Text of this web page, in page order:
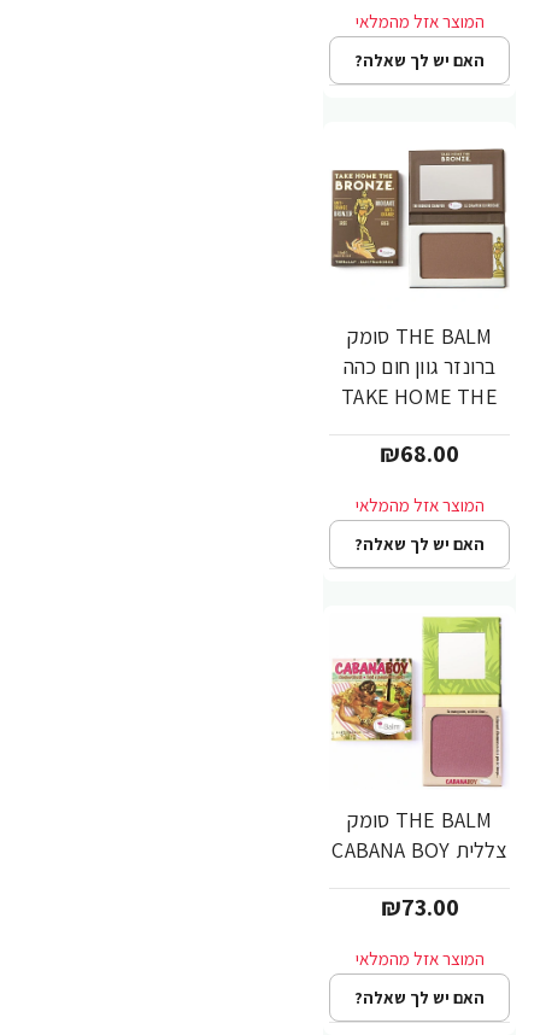
האם יש לך שאלה?
THE BALM סומק
ברונזר גוון חום כהה
TAKE HOME THE
₪68.00
האם יש לך שאלה?
THE BALM סומק
צללית CABANA BOY
₪73.00
האם יש לך שאלה?